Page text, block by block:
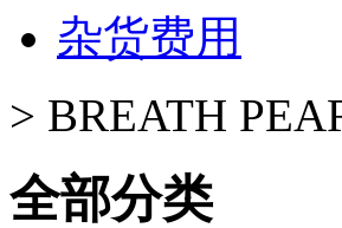
杂货费用
> BREATH
全部分类